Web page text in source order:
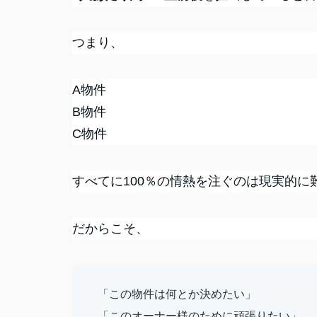
つまり、
A物件
B物件
C物件
すべてに100％の情熱を注ぐのは現実的に
だからこそ、
「この物件は何とか決めたい」